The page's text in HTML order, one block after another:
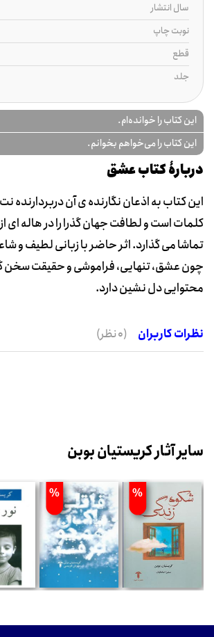
سال انتشار
نوبت چاپ
قطع
جلد
این کتاب را خوانده‌ام.
این کتاب را می‌خواهم بخوانم.
دربارۀ کتاب عشق
این کتاب به اذعان نگارنده ی آن دربردارنده
کلمات است و لطافت جهان گذرا را در هاله ای
تماشا می گذارد. اثر حاضر با زبانی لطیف و
چون عشق، تنهایی، فراموشی و حقیقت سخن
محتوایی دل نشین دارد.
نظرات کاربران (0 نظر)
سایر آثار کریستیان بوبن
%
%